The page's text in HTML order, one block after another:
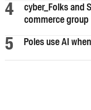
cyber_Folks and
commerce group
Poles use AI